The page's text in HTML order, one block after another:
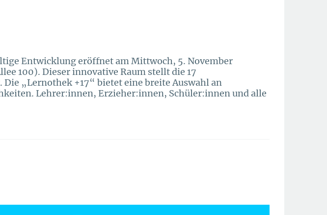
Entwicklung eröffnet am Mittwoch, 5. November
100). Dieser innovative Raum stellt die 17
„Lernothek +17“ bietet eine breite Auswahl an
Lehrer:innen, Erzieher:innen, Schüler:innen und alle